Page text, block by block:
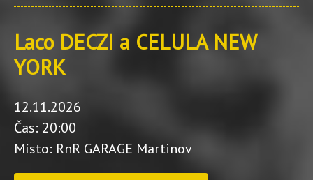
Laco DECZI a CELULA NEW
YORK
12.11.2026
Čas: 20:00
Místo: RnR GARAGE Martinov